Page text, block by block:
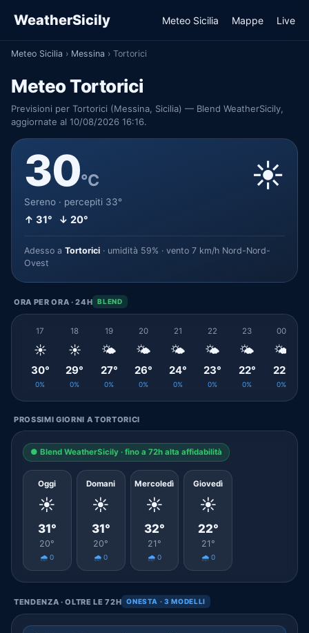
WeatherSicily Meteo Sicilia Mappe Live
Meteo Sicilia › Messina › Tortorici
Meteo Tortorici
Previsioni per Tortorici (Messina, Sicilia) — Blend WeatherSicily,
aggiornate al 10/08/2026 16:16.
30°C
Sereno · percepiti 33°
↑ 31° ↓ 20°
☀️
Adesso a Tortorici · umidità 59% · vento 7 km/h Nord-Nord-
Ovest
ORA PER ORA · 24H BLEND
17
☀️
30°
0%
18
☀️
29°
0%
19
🌤️
27°
0%
20
🌤️
26°
0%
21
🌤️
24°
0%
22
🌤️
23°
0%
23
🌤️
22°
0%
00
🌤️
22°
0%
PROSSIMI GIORNI A TORTORICI
● Blend WeatherSicily · fino a 72h alta affidabilità
Oggi
☀️
31°
20°
🌧️ 0
Domani
☀️
31°
20°
🌧️ 0
Mercoledì
☀️
32°
21°
🌧️ 0
Giovedì
☀️
22°
21°
🌧️ 0
TENDENZA · OLTRE LE 72H ONESTA · 3 MODELLI